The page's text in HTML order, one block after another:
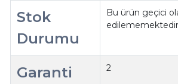
Stok
Durumu
Bu ürün geçici
Garanti
2